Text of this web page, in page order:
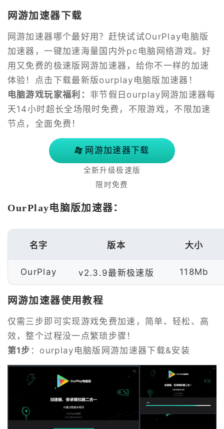
网游加速器下载
网游加速器哪个最好用？赶快试试OurPlay电脑版
加速器，一键加速海量国内外pc电脑网络游戏。好
用又免费的极速版网游加速器，给你不一样的加速
体验！点击下载最新版ourplay电脑版加速器！
电脑游戏玩家福利： 非节假日ourplay网游加速器每
天14小时超长全场限时免费，不限游戏，不限加速
节点，全面免费！
网游加速器下载
全新升级极速版
限时免费
OurPlay电脑版加速器：
名字 版本 大小
OurPlay v2.3.9最新极速版 118Mb
网游加速器使用教程
仅需三步即可实现游戏免费加速，简单、轻松、高
效，整个过程没一点繁琐步骤！
第1步 ：ourplay电脑版网游加速器下载&安装